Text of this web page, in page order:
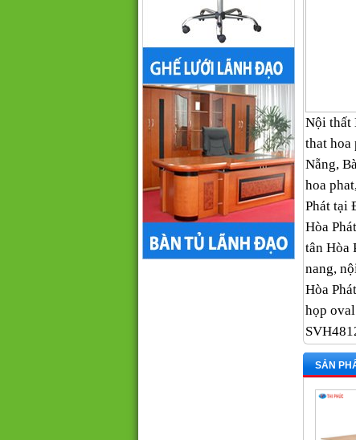
Nội thất
that hoa
Nẵng,
hoa
Phát tại
Hòa
tân Hòa
nang,
Hòa
họp
SẢN